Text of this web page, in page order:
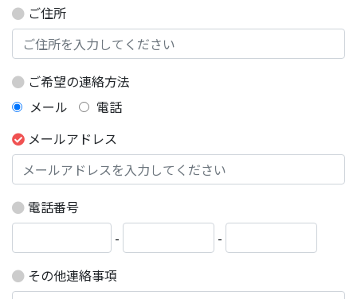
ご住所
ご希望の連絡方法
メール
電話
メールアドレス
電話番号
-
-
その他連絡事項